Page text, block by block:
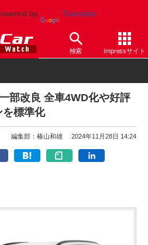
by Translate
検索 Impressサイト
RAV4
部改良 全車4WD化や好評
を標準化
編集部：椿山和雄 2024年11月28日 14:24